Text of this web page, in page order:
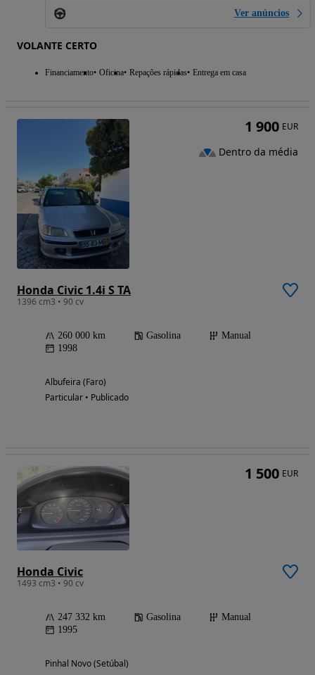
Ver anúncios
VOLANTE CERTO
Financiamento Oficina Repações rápidas Entrega em casa
Honda Civic 1.4i S TA
1396 cm3 • 90 cv
260 000 km Gasolina
Manual
1998
Albufeira (Faro)
Particular • Publicado
1 900 EUR
Dentro da média
Honda Civic
1493 cm3 • 90 cv
247 332 km Gasolina
Manual
1995
Pinhal Novo (Setúbal)
1 500 EUR